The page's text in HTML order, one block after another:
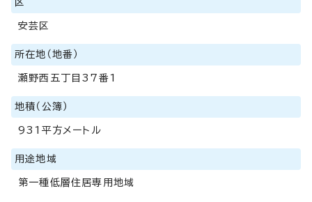
安芸区
所在地（地番）
瀬野西五丁目37番1
地積（公簿）
931平方メートル
用途地域
第一種低層住居専用地域